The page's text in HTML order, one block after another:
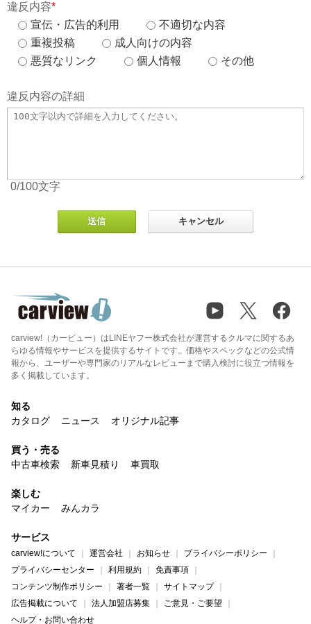
違反内容*
宣伝・広告的利用
不適切な内容
重複投稿
成人向けの内容
悪質なリンク
個人情報 その他
違反内容の詳細
0/100文字
carview!（カービュー）はLINEヤフー株式会社が運営するクルマに関するあ
らゆる情報やサービスを提供するサイトです。価格やスペックなどの公式情
報から、ユーザーや専門家のリアルなレビューまで購入検討に役立つ情報を
多く掲載しています。
知る
カタログ
ニュース オリジナル記事
買う・売る
中古車検索
新車見積り 車買取
楽しむ
マイカー
みんカラ
サービス
carview!について 運営会社 お知らせ
プライバシーポリシー
プライバシーセンター
利用規約
免責事項
コンテンツ制作ポリシー
著者一覧
サイトマップ
広告掲載について
法人加盟店募集
ご意見・ご要望
ヘルプ・お問い合わせ